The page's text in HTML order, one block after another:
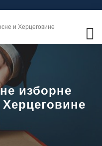
и Херцеговине
изборне